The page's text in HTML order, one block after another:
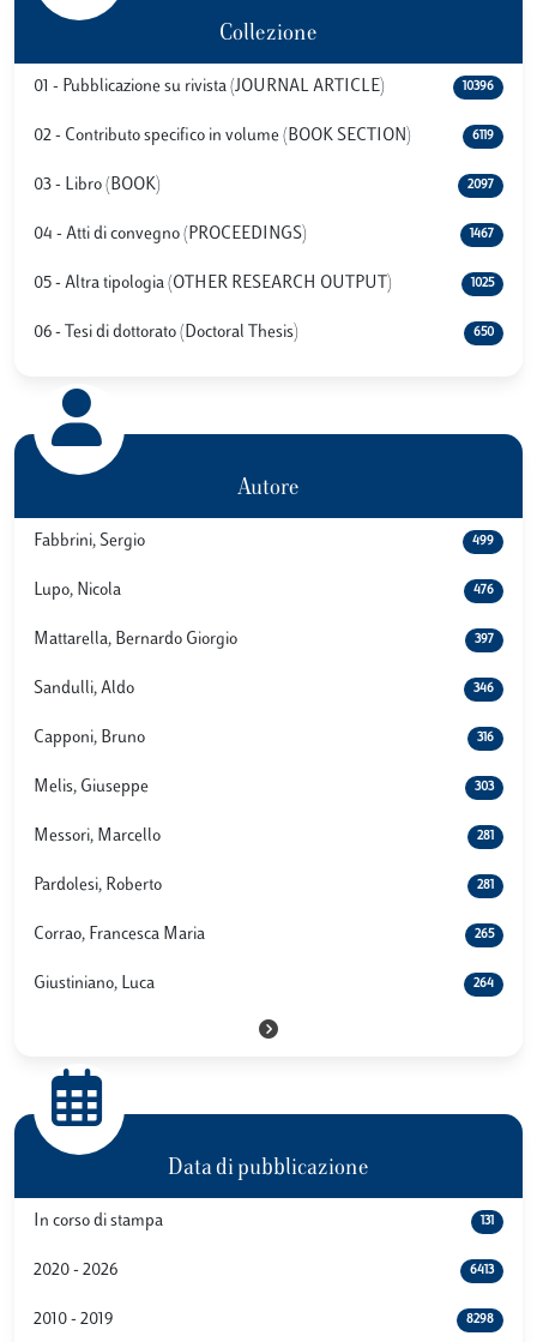
Collezione
01 - Pubblicazione su rivista (JOURNAL ARTICLE) 10396
02 - Contributo specifico in volume (BOOK SECTION) 6119
03 - Libro (BOOK) 2097
04 - Atti di convegno (PROCEEDINGS) 1467
05 - Altra tipologia (OTHER RESEARCH OUTPUT) 1025
06 - Tesi di dottorato (Doctoral Thesis) 650
Autore
Fabbrini, Sergio 499
Lupo, Nicola 476
Mattarella, Bernardo Giorgio 397
Sandulli, Aldo 346
Capponi, Bruno 316
Melis, Giuseppe 303
Messori, Marcello 281
Pardolesi, Roberto 281
Corrao, Francesca Maria 265
Giustiniano, Luca 264
Data di pubblicazione
In corso di stampa 131
2020 - 2026 6413
2010 - 2019 8298